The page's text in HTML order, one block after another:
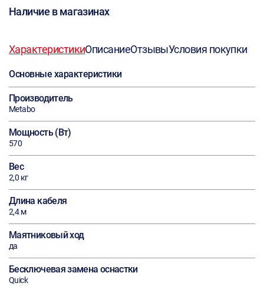
Наличие в магазинах
ХарактеристикиОписаниеОтзывыУсловия покупки
Основные характеристики
Производитель
Metabo
Мощность (Вт)
570
Вес
2,0 кг
Длина кабеля
2,4 м
Маятниковый ход
да
Бесключевая замена оснастки
Quick